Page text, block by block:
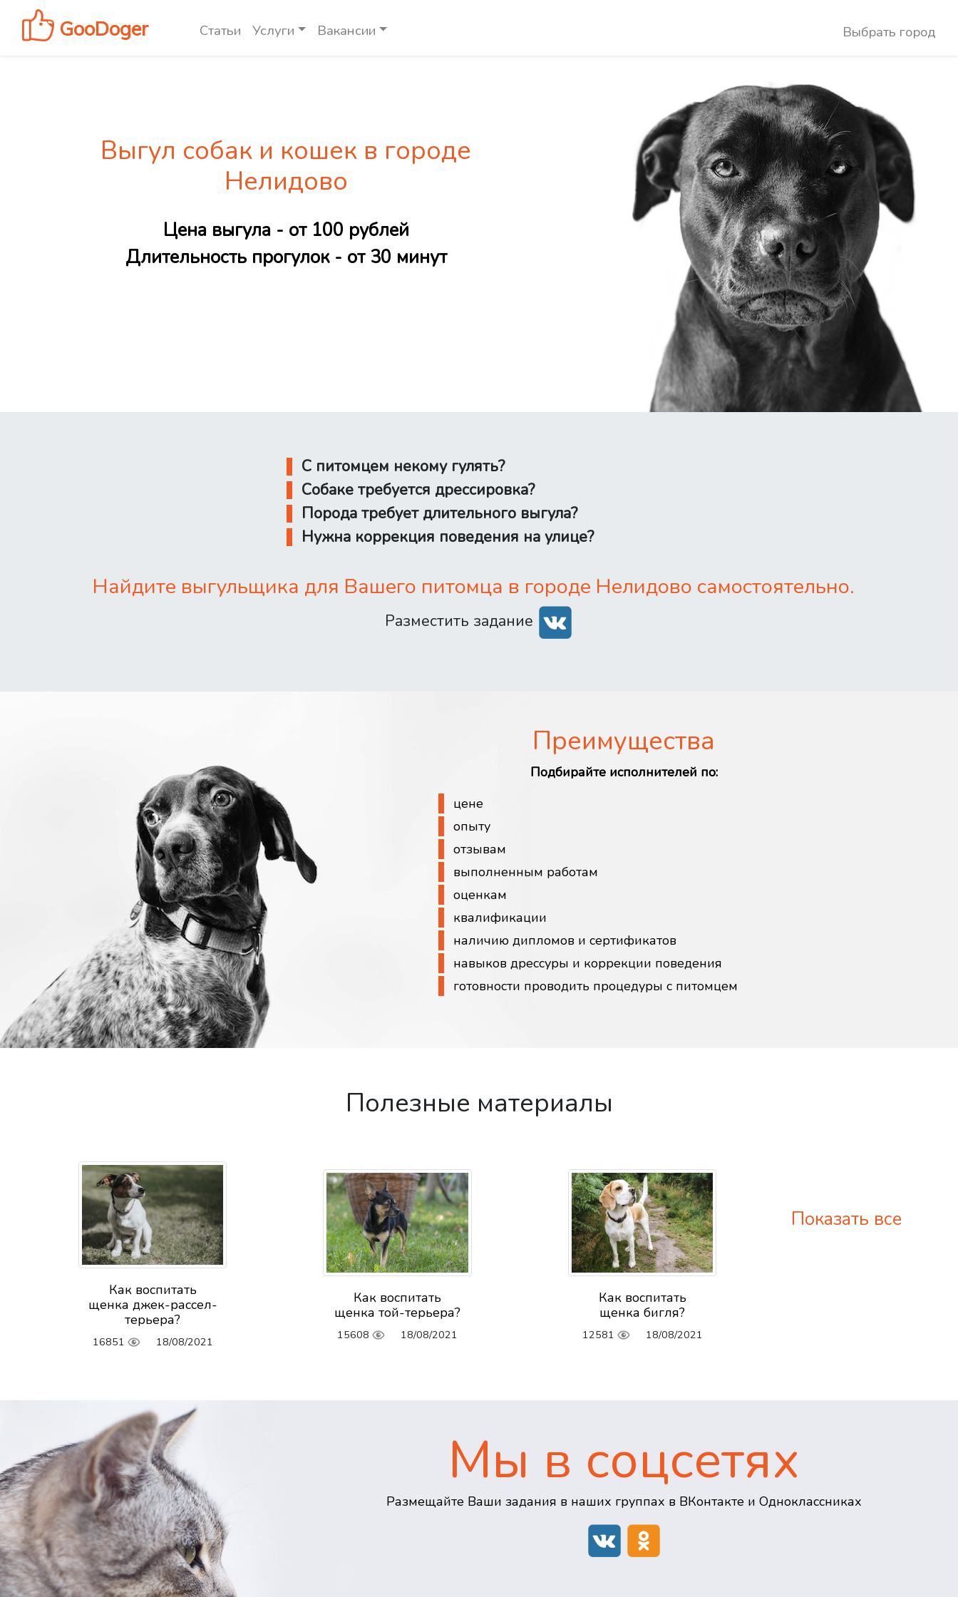
GooDoger Статьи Услуги Вакансии Выбрать город
Выгул собак и кошек в городе
Нелидово
Цена выгула - от 100 рублей
Длительность прогулок - от 30 минут
С питомцем некому гулять?
Собаке требуется дрессировка?
Порода требует длительного выгула?
Нужна коррекция поведения на улице?
Найдите выгульщика для Вашего питомца в городе Нелидово самостоятельно.
Разместить задание
Преимущества
Подбирайте исполнителей по:
цене
опыту
отзывам
выполненным работам
оценкам
квалификации
наличию дипломов и сертификатов
навыков дрессуры и коррекции поведения
готовности проводить процедуры с питомцем
Полезные материалы
Как воспитать
щенка джек-рассел-
терьера?
16851 18/08/2021
Как воспитать
щенка той-терьера?
15608 18/08/2021
Как воспитать
щенка бигля?
12581 18/08/2021
Показать все
Мы в соцсетях
Размещайте Ваши задания в наших группах в ВКонтакте и Одноклассниках